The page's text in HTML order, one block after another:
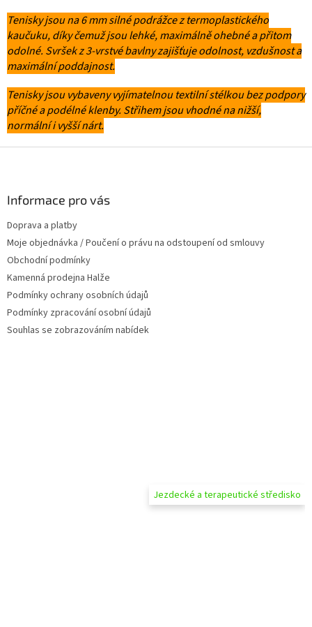
v
k
y
v
p
i
s
Tenisky jsou na 6 mm silné podrážce z termoplastického
kaučuku, díky čemuž jsou lehké, maximálně ohebné a přitom
odolné. Svršek z 3-vrstvé bavlny zajišťuje odolnost, vzdušnost a
maximální poddajnost.
Tenisky jsou vybaveny vyjímatelnou textilní stélkou bez podpory
příčné a podélné klenby. Střihem jsou vhodné na nižší,
normální i vyšší nárt.
Informace pro vás
Doprava a platby
Moje objednávka / Poučení o právu na odstoupení od smlouvy
Obchodní podmínky
Kamenná prodejna Halže
Podmínky ochrany osobních údajů
Podmínky zpracování osobní údajů
Souhlas se zobrazováním nabídek
Jezdecké a terapeutické středisko